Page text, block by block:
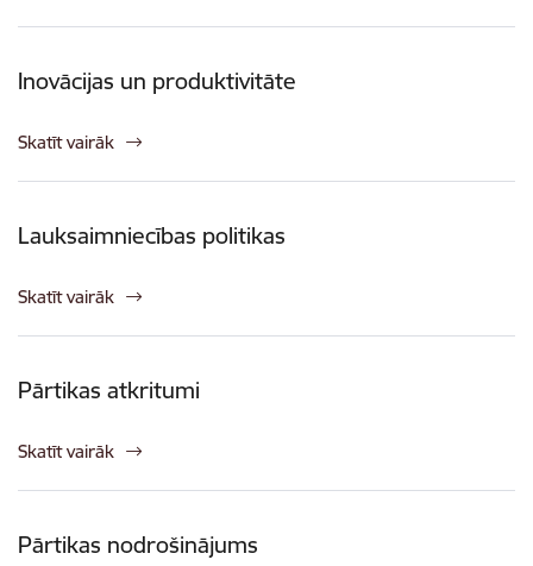
Inovācijas un produktivitāte
Skatīt vairāk
Lauksaimniecības politikas
Skatīt vairāk
Pārtikas atkritumi
Skatīt vairāk
Pārtikas nodrošinājums